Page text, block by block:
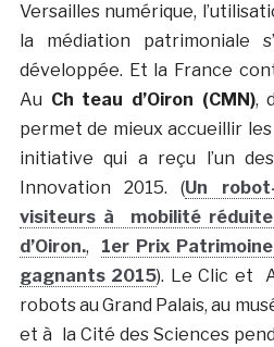
Versailles numérique,
la médiation patrimoniale
développée. Et la France
Au Ch teau d’Oiron (CMN),
permet de mieux accueillir
initiative qui a reçu l’un
Innovation 2015. (Un
visiteurs à mobilité réduite
d’Oiron., 1er Prix
gagnants 2015). Le Clic et
robots au Grand Palais, au
et à la Cité des Sciences